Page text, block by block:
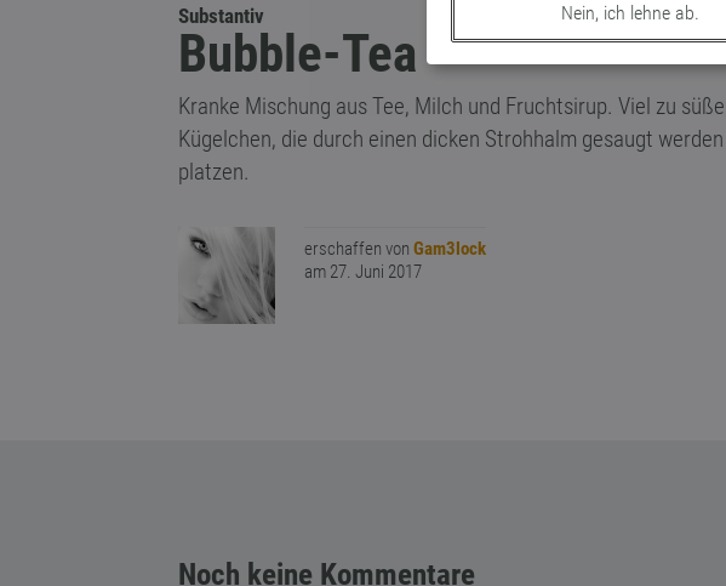
Nein, ich lehne ab.
Substantiv
Bubble-Tea
Kranke Mischung aus Tee, Milch und Fruchtsirup. Viel zu
Kügelchen, die durch einen dicken Strohhalm gesaugt
platzen.
erschaffen von Gam3lock
am 27. Juni 2017
Noch keine Kommentare